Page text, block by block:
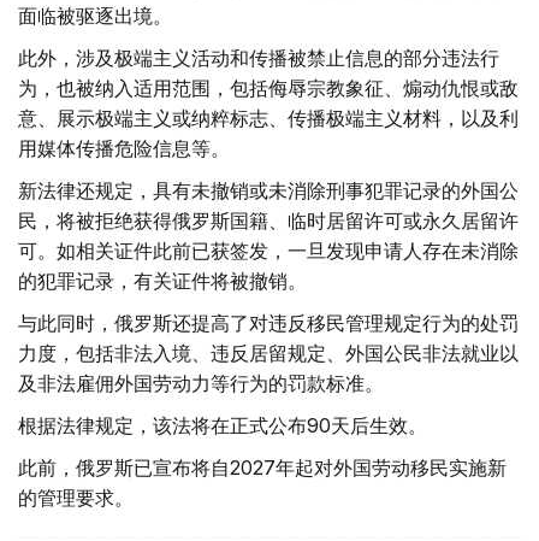
面临被驱逐出境。
此外，涉及极端主义活动和传播被禁止信息的部分违法行
为，也被纳入适用范围，包括侮辱宗教象征、煽动仇恨或敌
意、展示极端主义或纳粹标志、传播极端主义材料，以及利
用媒体传播危险信息等。
新法律还规定，具有未撤销或未消除刑事犯罪记录的外国公
民，将被拒绝获得俄罗斯国籍、临时居留许可或永久居留许
可。如相关证件此前已获签发，一旦发现申请人存在未消除
的犯罪记录，有关证件将被撤销。
与此同时，俄罗斯还提高了对违反移民管理规定行为的处罚
力度，包括非法入境、违反居留规定、外国公民非法就业以
及非法雇佣外国劳动力等行为的罚款标准。
根据法律规定，该法将在正式公布90天后生效。
此前，俄罗斯已宣布将自2027年起对外国劳动移民实施新
的管理要求。